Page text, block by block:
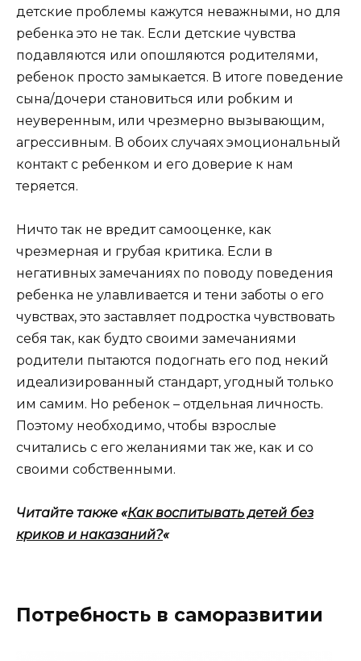
детские проблемы кажутся неважными, но для
ребенка это не так. Если детские чувства
подавляются или опошляются родителями,
ребенок просто замыкается. В итоге поведение
сына/дочери становиться или робким и
неуверенным, или чрезмерно вызывающим,
агрессивным. В обоих случаях эмоциональный
контакт с ребенком и его доверие к нам
теряется.
Ничто так не вредит самооценке, как
чрезмерная и грубая критика. Если в
негативных замечаниях по поводу поведения
ребенка не улавливается и тени заботы о его
чувствах, это заставляет подростка чувствовать
себя так, как будто своими замечаниями
родители пытаются подогнать его под некий
идеализированный стандарт, угодный только
им самим. Но ребенок – отдельная личность.
Поэтому необходимо, чтобы взрослые
считались с его желаниями так же, как и со
своими собственными.
Читайте также «Как воспитывать детей без
криков и наказаний?«
Потребность в саморазвитии